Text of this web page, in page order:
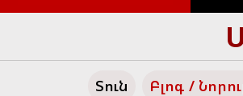
Տուն Բլոգ /